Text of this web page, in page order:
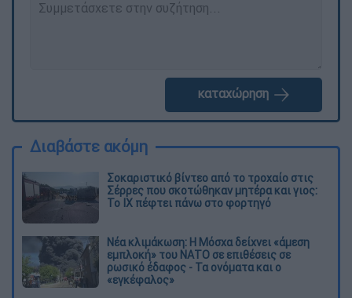
καταχώρηση
Διαβάστε ακόμη
Σοκαριστικό βίντεο από το τροχαίο στις
Σέρρες που σκοτώθηκαν μητέρα και γιος:
Το ΙΧ πέφτει πάνω στο φορτηγό
Νέα κλιμάκωση: Η Μόσχα δείχνει «άμεση
εμπλοκή» του ΝΑΤΟ σε επιθέσεις σε
ρωσικό έδαφος - Τα ονόματα και ο
«εγκέφαλος»